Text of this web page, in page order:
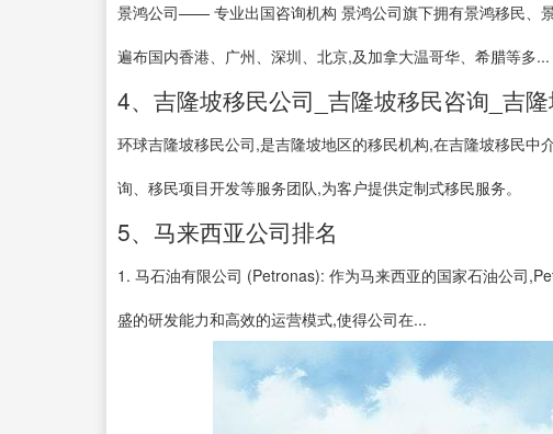
景鸿公司—— 专业出国咨询机构 景鸿公司旗下拥有景鸿移民、
遍布国内香港、广州、深圳、北京,及加拿大温哥华、希腊等多...
4、吉隆坡移民公司_吉隆坡移民咨询_吉
环球吉隆坡移民公司,是吉隆坡地区的移民机构,在吉隆坡移民中
询、移民项目开发等服务团队,为客户提供定制式移民服务。
5、马来西亚公司排名
1. 马石油有限公司 (Petronas): 作为马来西亚的国家石油公司
盛的研发能力和高效的运营模式,使得公司在...